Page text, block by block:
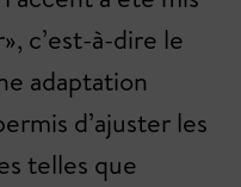
c’est-à-dire le
adaptation
d’ajuster les
telles que